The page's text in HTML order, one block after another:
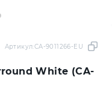
White (CA-
Артикул:CA-9011266-EU